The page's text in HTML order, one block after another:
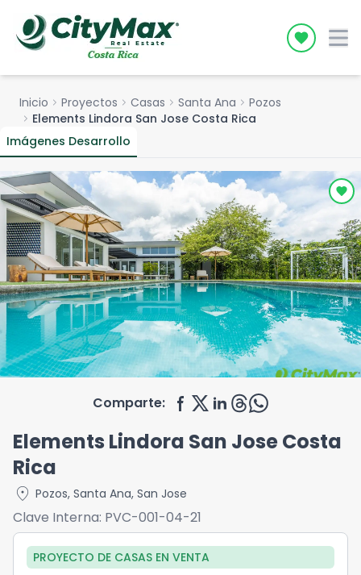
Icon
Inicio chevron_right Proyectos chevron_right Casas chevron_right Santa Ana chevron_right Pozos
chevron_right Elements Lindora San Jose Costa Rica
Imágenes Desarrollo
Comparte:
Elements Lindora San Jose Costa
Rica
location_on Pozos, Santa Ana, San Jose
Clave Interna: PVC-001-04-21
PROYECTO DE CASAS EN VENTA